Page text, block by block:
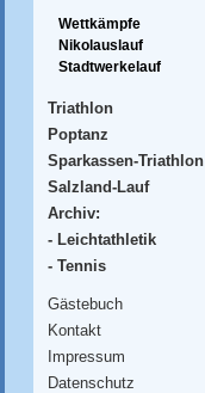
Wettkämpfe
Nikolauslauf
Stadtwerkelauf
Triathlon
Poptanz
Sparkassen-Triathlon
Salzland-Lauf
Archiv:
- Leichtathletik
- Tennis
Gästebuch
Kontakt
Impressum
Datenschutz